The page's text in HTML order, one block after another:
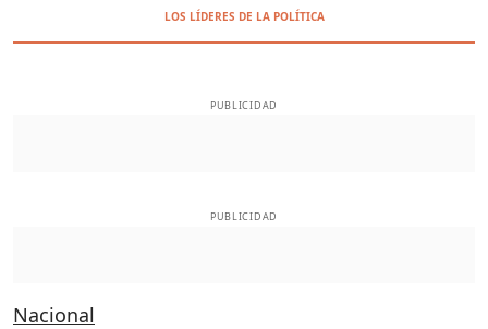
LOS LÍDERES DE LA POLÍTICA
PUBLICIDAD
PUBLICIDAD
Nacional